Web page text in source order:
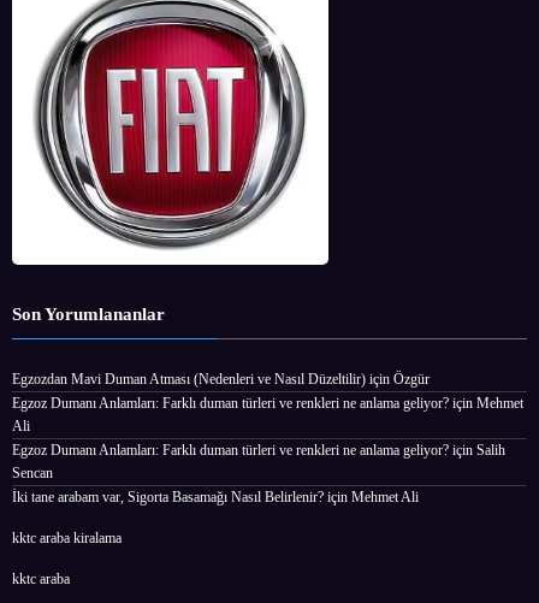
Son Yorumlananlar
Egzozdan Mavi Duman Atması (Nedenleri ve Nasıl Düzeltilir) için Özgür
Egzoz Dumanı Anlamları: Farklı duman türleri ve renkleri ne anlama geliyor? için Mehmet
Ali
Egzoz Dumanı Anlamları: Farklı duman türleri ve renkleri ne anlama geliyor? için Salih
Sencan
İki tane arabam var, Sigorta Basamağı Nasıl Belirlenir? için Mehmet Ali
kktc araba kiralama
kktc araba